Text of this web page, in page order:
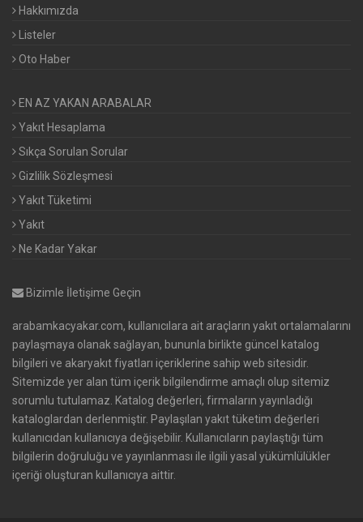
Hakkımızda
Listeler
Oto Haber
EN AZ YAKAN ARABALAR
Yakıt Hesaplama
Sıkça Sorulan Sorular
Gizlilik Sözleşmesi
Yakıt Tüketimi
Yakıt
Ne Kadar Yakar
Bizimle İletişime Geçin
arabamkacyakar.com, kullanıcılara ait araçların yakıt ortalamalarını
paylaşmaya olanak sağlayan, bununla birlikte güncel katalog
bilgileri ve akaryakıt fiyatları içeriklerine sahip web sitesidir.
Sitemizde yer alan tüm içerik bilgilendirme amaçlı olup sitemiz
sorumlu tutulamaz. Katalog değerleri, firmaların yayınladığı
kataloglardan derlenmiştir. Paylaşılan yakıt tüketim değerleri
kullanıcıdan kullanıcıya değişebilir. Kullanıcıların paylaştığı tüm
bilgilerin doğruluğu ve yayınlanması ile ilgili yasal yükümlülükler
içeriği oluşturan kullanıcıya aittir.